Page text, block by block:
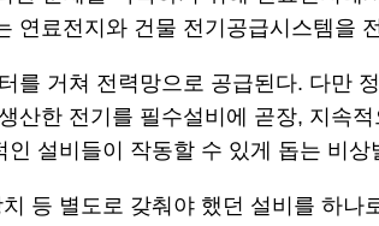
연료전지와 건물 전기공급시스템을
를 거쳐 전력망으로 공급된다. 다만
산한 전기를 필수설비에 곧장, 지속
설비들이 작동할 수 있게 돕는 비
등 별도로 갖춰야 했던 설비를 하